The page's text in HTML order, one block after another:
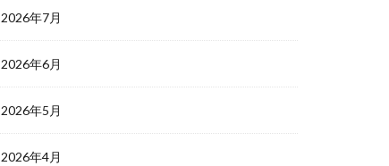
2026年7月
2026年6月
2026年5月
2026年4月